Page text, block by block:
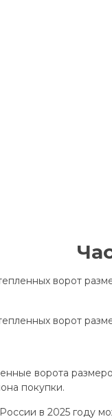
ворот
ворот
ворота
покупки.
в 2025 году